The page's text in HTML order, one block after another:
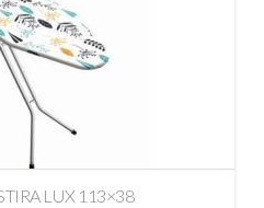
LUX 113×38